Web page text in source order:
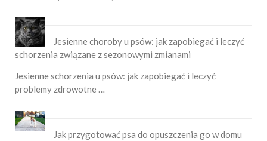
Jesienne choroby u psów: jak zapobiegać i leczyć
schorzenia związane z sezonowymi zmianami
Jesienne schorzenia u psów: jak zapobiegać i leczyć
problemy zdrowotne …
Jak przygotować psa do opuszczenia go w domu